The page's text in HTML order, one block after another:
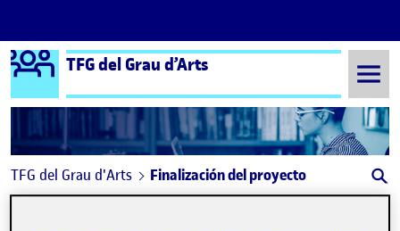
Saltar al contingut
Logo Ágora
TFG del Grau d’Arts
TFG del Grau d'Arts Finalización del proyecto